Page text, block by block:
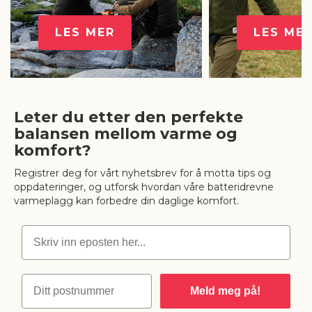
LES MER LES
Leter du etter den perfekte
balansen mellom varme og
komfort?
Registrer deg for vårt nyhetsbrev for å motta tips og
oppdateringer, og utforsk hvordan våre batteridrevne
varmeplagg kan forbedre din daglige komfort.
Postnummer
Meld meg på!